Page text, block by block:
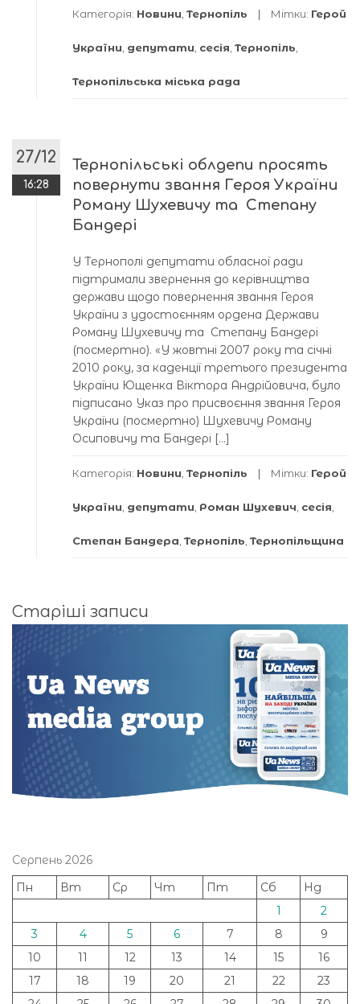
Категорія: Новини Тернопіль Мітки: Герой
України депутати сесія Тернопіль
Тернопільська міська рада
27/12
16:28
Тернопільські облдепи просять
повернути звання Героя України
Роману Шухевичу та Степану
Бандері
У Тернополі депутати обласної ради
підтримали звернення до керівництва
держави щодо повернення звання Героя
України з удостоєнням ордена Держави
Роману Шухевичу та Степану Бандері
(посмертно). «У жовтні 2007 року та січні
2010 року, за каденції третього президента
України Ющенка Віктора Андрійовича, було
підписано Указ про присвоєння звання Героя
України (посмертно) Шухевичу Роману
Осиповичу та Бандері […]
Категорія: Новини Тернопіль Мітки: Герой
України депутати Роман Шухевич сесія
Степан Бандера Тернопіль Тернопільщина
Навігація
за
Старіші записи
Серпень 2026
Пн
Вт Ср Чт Пт Сб
Нд
1
2
3
4 5 6 7 8
9
10
11 12 13 14 15
16
17
18 19 20 21 22
23